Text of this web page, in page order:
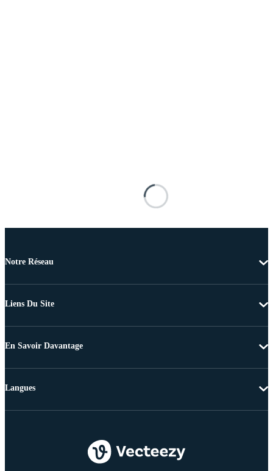
Notre Réseau
Liens Du Site
En Savoir Davantage
Langues